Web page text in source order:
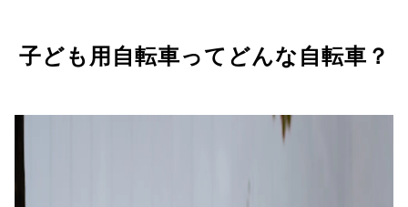
子ども用自転車ってどんな自転車？